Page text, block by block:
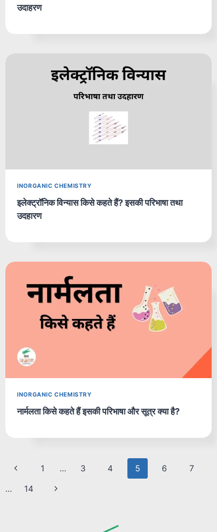
उदाहरण
INORGANIC CHEMISTRY
इलेक्ट्रॉनिक विन्यास किसे कहते हैं? इसकी परिभाषा तथा
उदहारण
INORGANIC CHEMISTRY
नार्मलता किसे कहते हैं इसकी परिभाषा और सूत्र क्या है?
Page
navigation
Previous
Page
1 … 3 4 5 6 7
… 14
Next